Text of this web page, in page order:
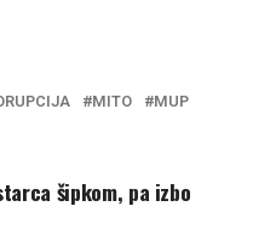
MITO
MUP
šipkom, pa izbo